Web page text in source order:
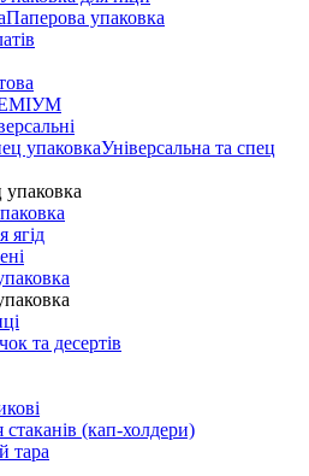
Паперова упаковка
Універсальна та спец
упаковка
ягід
та десертів
стаканів (кап-холдери)
тара